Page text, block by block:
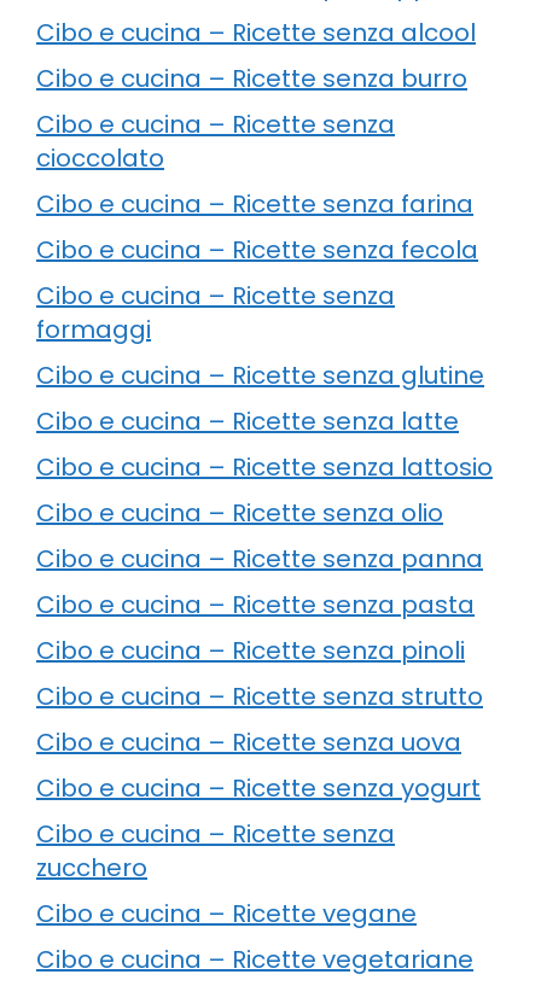
Cibo e cucina – Ricette senza alcool
Cibo e cucina – Ricette senza burro
Cibo e cucina – Ricette senza
cioccolato
Cibo e cucina – Ricette senza farina
Cibo e cucina – Ricette senza fecola
Cibo e cucina – Ricette senza
formaggi
Cibo e cucina – Ricette senza glutine
Cibo e cucina – Ricette senza latte
Cibo e cucina – Ricette senza lattosio
Cibo e cucina – Ricette senza olio
Cibo e cucina – Ricette senza panna
Cibo e cucina – Ricette senza pasta
Cibo e cucina – Ricette senza pinoli
Cibo e cucina – Ricette senza strutto
Cibo e cucina – Ricette senza uova
Cibo e cucina – Ricette senza yogurt
Cibo e cucina – Ricette senza
zucchero
Cibo e cucina – Ricette vegane
Cibo e cucina – Ricette vegetariane